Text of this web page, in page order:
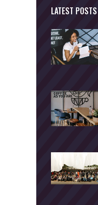
LATEST POSTS